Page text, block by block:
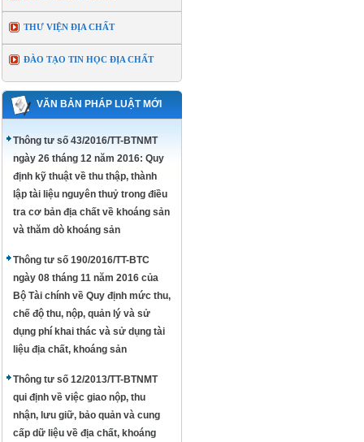
THƯ VIỆN ĐỊA CHẤT
ĐÀO TẠO TIN HỌC ĐỊA CHẤT
VĂN BẢN PHÁP LUẬT MỚI
Thông tư số 43/2016/TT-BTNMT
ngày 26 tháng 12 năm 2016: Quy
định kỹ thuật về thu thập, thành
lập tài liệu nguyên thuỷ trong điều
tra cơ bản địa chất về khoáng sản
và thăm dò khoáng sản
Thông tư số 190/2016/TT-BTC
ngày 08 tháng 11 năm 2016 của
Bộ Tài chính về Quy định mức thu,
chế độ thu, nộp, quản lý và sử
dụng phí khai thác và sử dụng tài
liệu địa chất, khoáng sản
Thông tư số 12/2013/TT-BTNMT
qui định về việc giao nộp, thu
nhận, lưu giữ, bảo quản và cung
cấp dữ liệu về địa chất, khoáng